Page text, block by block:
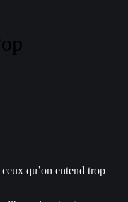
qu’on entend trop